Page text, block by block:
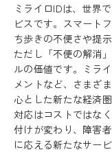
ミライロIDは、世界
ビスです。スマート
ち歩きの不便さや提
ただし「不便の解消
ルの価値です。ミラ
メントなど、さまざ
心とした新たな経済
対応はコストではな
付けが変わり、障害
に応える新たなサー